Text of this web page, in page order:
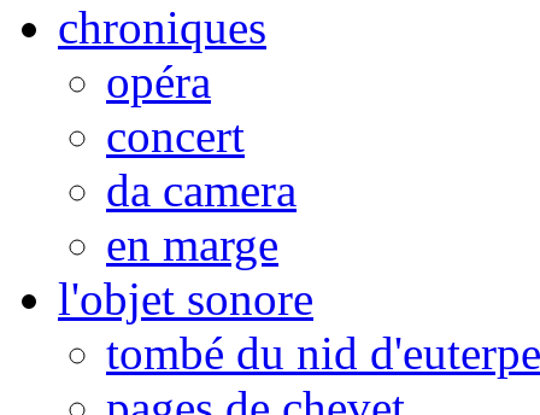
chroniques
opéra
concert
da camera
en marge
l'objet sonore
tombé du nid d'euterpe